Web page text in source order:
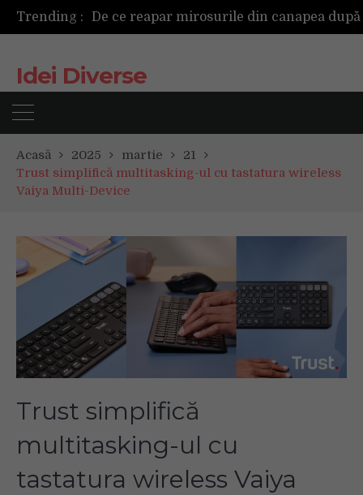
Trending :
Cum ar fi dacă ceasul tău s-ar antrena
Idei Diverse
Acasă 2025 martie
21
Trust simplifică multitasking-ul cu tastatura wireless
Vaiya Multi-Device
Trust simplifică
multitasking-ul cu
tastatura wireless Vaiya